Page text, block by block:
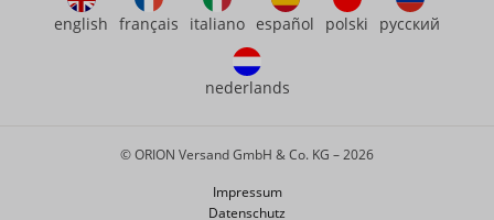
english français italiano español polski русский
nederlands
Impressum
Datenschutz
© ORION Versand GmbH & Co. KG – 2026